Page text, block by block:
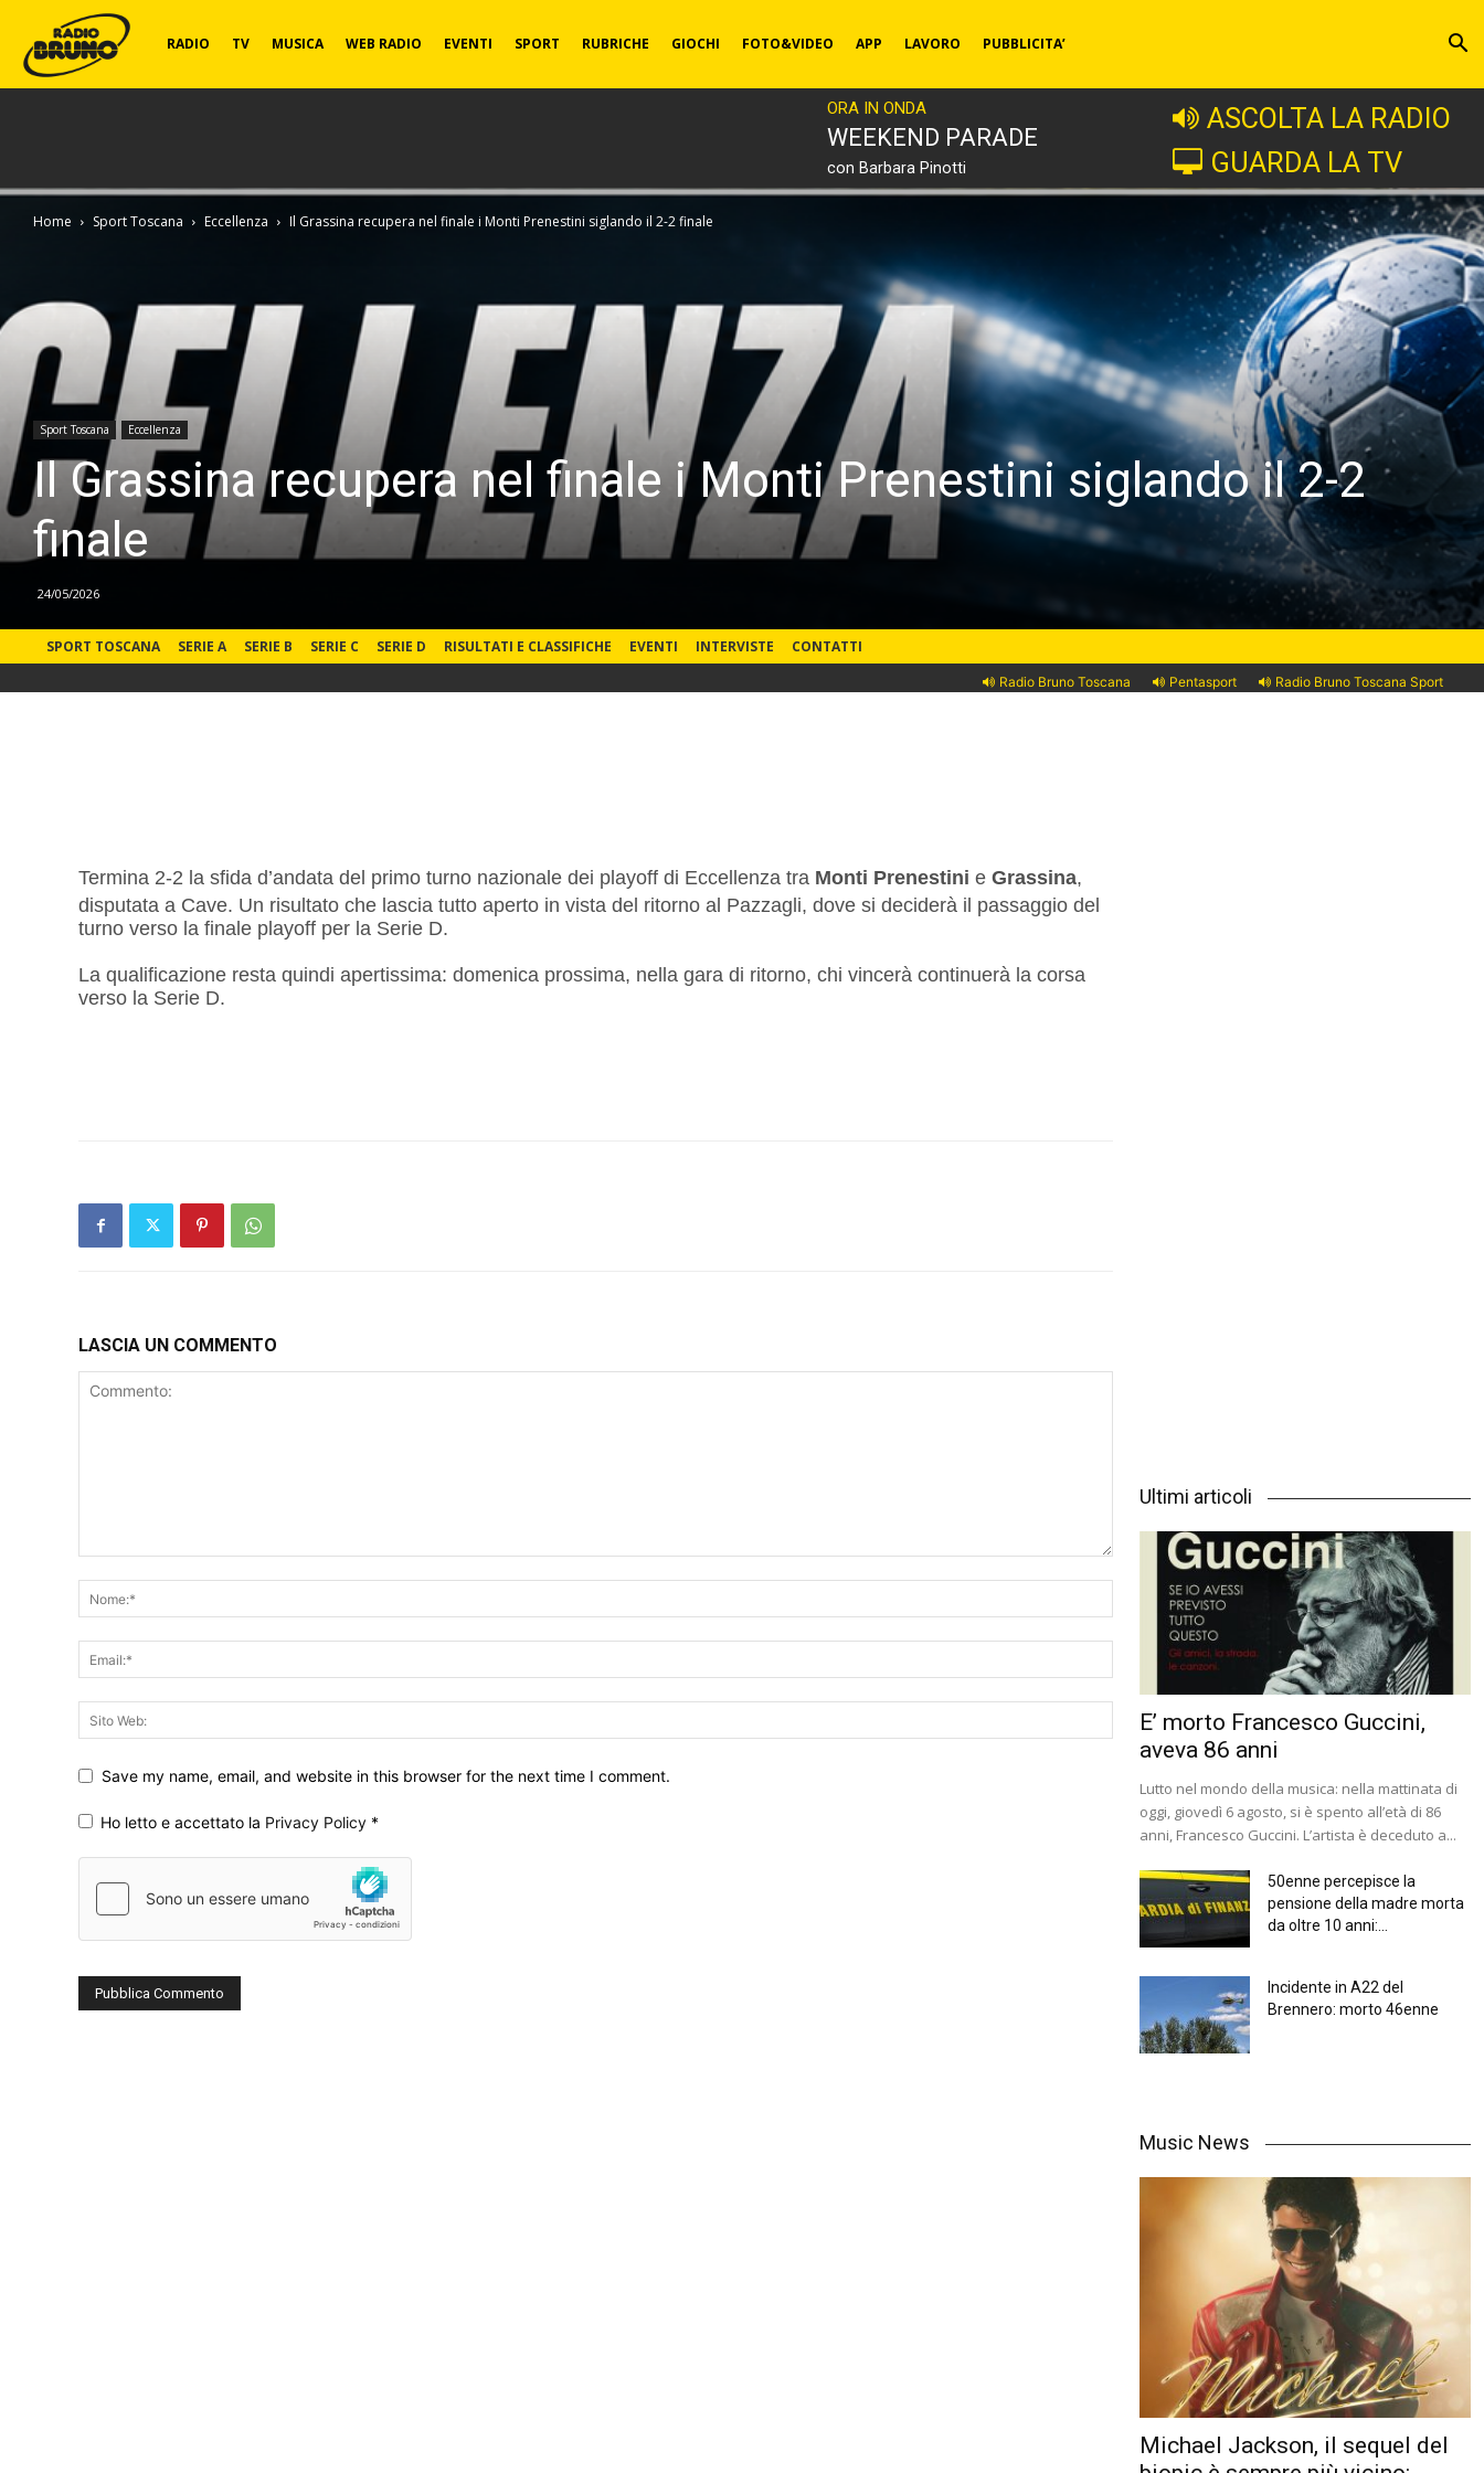
Radio
RADIO TV MUSICA WEB RADIO EVENTI SPORT RUBRICHE GIOCHI FOTO&VIDEO APP LAVORO PUBBLICITA’
ORA IN ONDA
WEEKEND PARADE
con Barbara Pinotti
ASCOLTA LA RADIO
GUARDA LA TV
Home Sport Toscana Eccellenza Il Grassina recupera nel finale i Monti Prenestini siglando il 2-2 finale
Sport Toscana Eccellenza
Il Grassina recupera nel finale i Monti Prenestini siglando il 2-2
finale
24/05/2026
SPORT TOSCANA SERIE A SERIE B SERIE C SERIE D RISULTATI E CLASSIFICHE EVENTI INTERVISTE CONTATTI
Radio Bruno Toscana Pentasport Radio Bruno Toscana Sport
Termina 2-2 la sfida d’andata del primo turno nazionale dei playoff di Eccellenza tra Monti Prenestini e Grassina,
disputata a Cave. Un risultato che lascia tutto aperto in vista del ritorno al Pazzagli, dove si deciderà il passaggio del
turno verso la finale playoff per la Serie D.
La qualificazione resta quindi apertissima: domenica prossima, nella gara di ritorno, chi vincerà continuerà la corsa
verso la Serie D.
LASCIA UN COMMENTO
Save my name, email, and website in this browser for the next time I comment.
Ho letto e accettato la Privacy Policy *
Ultimi articoli
E’ morto Francesco Guccini,
aveva 86 anni
Lutto nel mondo della musica: nella mattinata di
oggi, giovedì 6 agosto, si è spento all’età di 86
anni, Francesco Guccini. L’artista è deceduto a...
50enne percepisce la
pensione della madre morta
da oltre 10 anni:...
Incidente in A22 del
Brennero: morto 46enne
Music News
Michael Jackson, il sequel del